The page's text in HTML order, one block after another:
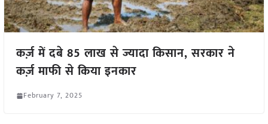
कर्ज़ में दबे 85 लाख से ज्यादा किसान, सरकार ने
कर्ज़ माफी से किया इनकार
February 7, 2025